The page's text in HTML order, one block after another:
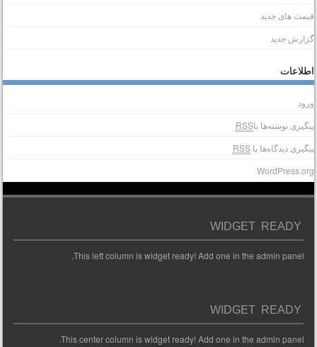
های جدید
جدید
نوشته‌ها باRSS
دیدگاه‌ها باRSS
WIDGET READY
This left column is widget ready! Add one in the admin panel.
WIDGET READY
This center column is widget ready! Add one in the admin panel.